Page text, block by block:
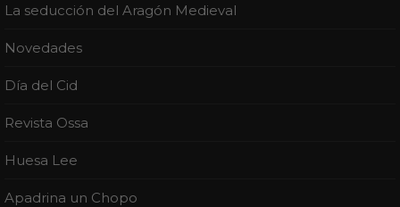
La seducción del Aragón Medieval
Novedades
Día del Cid
Revista Ossa
Huesa Lee
Apadrina un Chopo